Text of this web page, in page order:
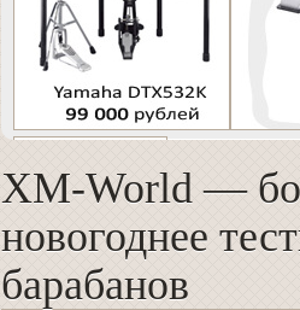
XM-World —
новогоднее
барабанов